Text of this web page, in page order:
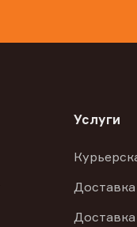
Услуги
Доставка